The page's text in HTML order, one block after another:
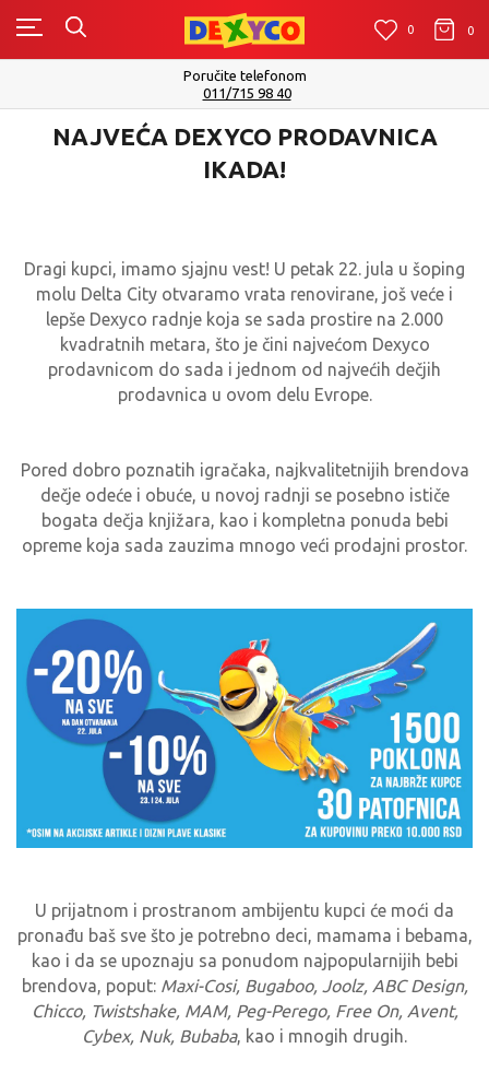
0 0 0
Poručite telefonom
011/715 98 40
NAJVEĆA DEXYCO PRODAVNICA
IKADA!
Dragi kupci, imamo sjajnu vest! U petak 22. jula u šoping
molu Delta City otvaramo vrata renovirane, još veće i
lepše Dexyco radnje koja se sada prostire na 2.000
kvadratnih metara, što je čini najvećom Dexyco
prodavnicom do sada i jednom od najvećih dečjih
prodavnica u ovom delu Evrope.
Pored dobro poznatih igračaka, najkvalitetnijih brendova
dečje odeće i obuće, u novoj radnji se posebno ističe
bogata dečja knjižara, kao i kompletna ponuda bebi
opreme koja sada zauzima mnogo veći prodajni prostor.
U prijatnom i prostranom ambijentu kupci će moći da
pronađu baš sve što je potrebno deci, mamama i bebama,
kao i da se upoznaju sa ponudom najpopularnijih bebi
brendova, poput: Maxi-Cosi, Bugaboo, Joolz, ABC Design,
Chicco, Twistshake, MAM, Peg-Perego, Free On, Avent,
Cybex, Nuk, Bubaba, kao i mnogih drugih.